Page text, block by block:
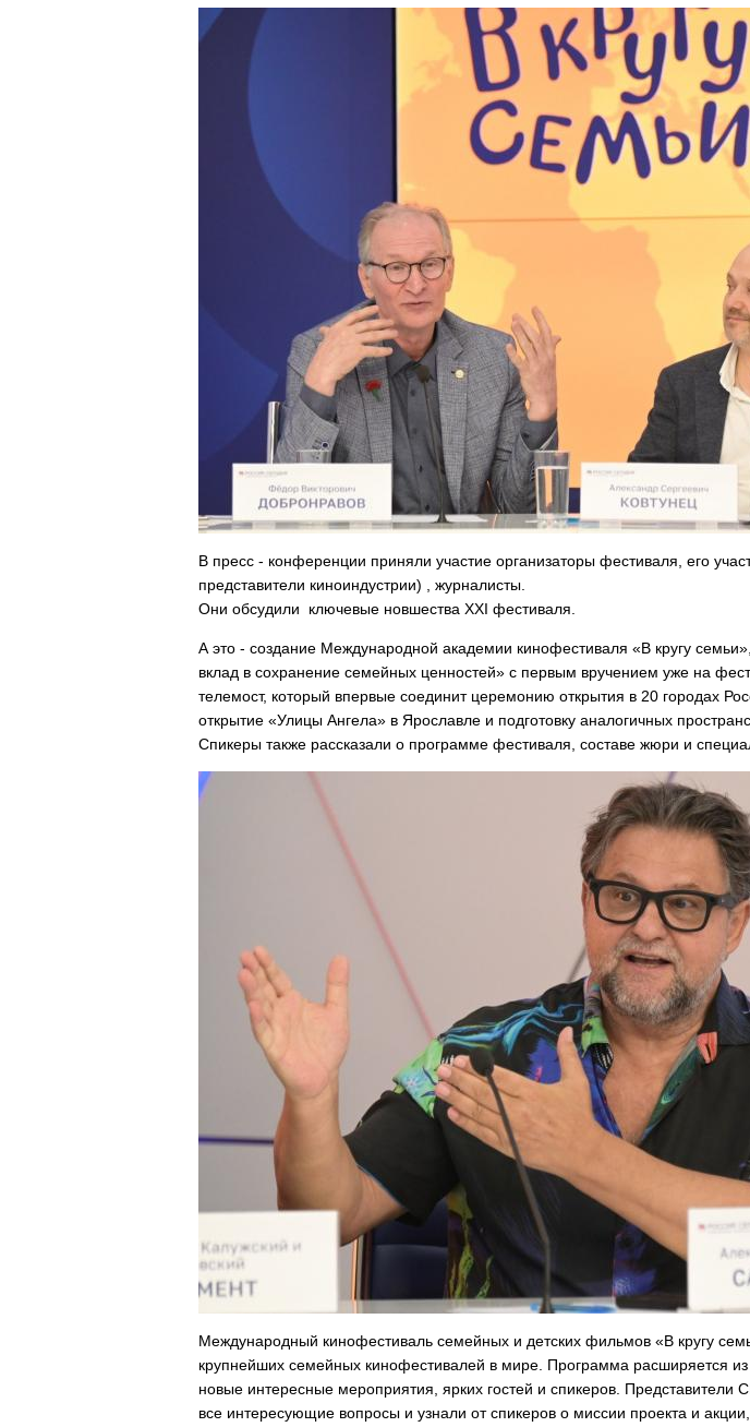
В пресс - конференции приняли участие организаторы фестиваля, его
представители киноиндустрии) , журналисты.
Они обсудили ключевые новшества XXI фестиваля.
А это - создание Международной академии кинофестиваля «В кругу
вклад в сохранение семейных ценностей» с первым вручением уже на
телемост, который впервые соединит церемонию открытия в 20 городах
открытие «Улицы Ангела» в Ярославле и подготовку аналогичных
Спикеры также рассказали о программе фестиваля, составе жюри и
Международный кинофестиваль семейных и детских фильмов «В кругу
крупнейших семейных кинофестивалей в мире. Программа расширяется из
новые интересные мероприятия, ярких гостей и спикеров. Представители
все интересующие вопросы и узнали от спикеров о миссии проекта и